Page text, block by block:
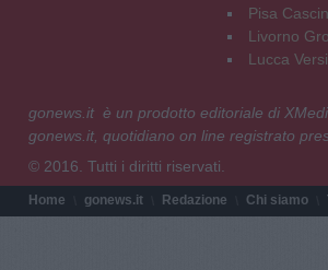
Pisa
Livorno
Lucca
gonews.it è un prodotto editoriale di
gonews.it, quotidiano on line registrato
© 2016. Tutti i diritti riservati.
Home gonews.it Redazione Chi siamo